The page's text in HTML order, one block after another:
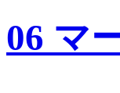
06 マ